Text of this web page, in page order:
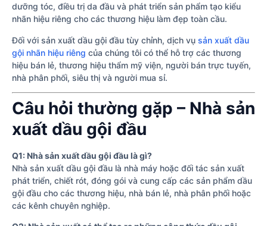
dưỡng tóc, điều trị da đầu và phát triển sản phẩm tạo kiểu
nhãn hiệu riêng cho các thương hiệu làm đẹp toàn cầu.
Đối với sản xuất dầu gội đầu tùy chỉnh, dịch vụ sản xuất dầu
gội nhãn hiệu riêng của chúng tôi có thể hỗ trợ các thương
hiệu bán lẻ, thương hiệu thẩm mỹ viện, người bán trực tuyến,
nhà phân phối, siêu thị và người mua sỉ.
Câu hỏi thường gặp – Nhà sản
xuất dầu gội đầu
Q1: Nhà sản xuất dầu gội đầu là gì?
Nhà sản xuất dầu gội đầu là nhà máy hoặc đối tác sản xuất
phát triển, chiết rót, đóng gói và cung cấp các sản phẩm dầu
gội đầu cho các thương hiệu, nhà bán lẻ, nhà phân phối hoặc
các kênh chuyên nghiệp.